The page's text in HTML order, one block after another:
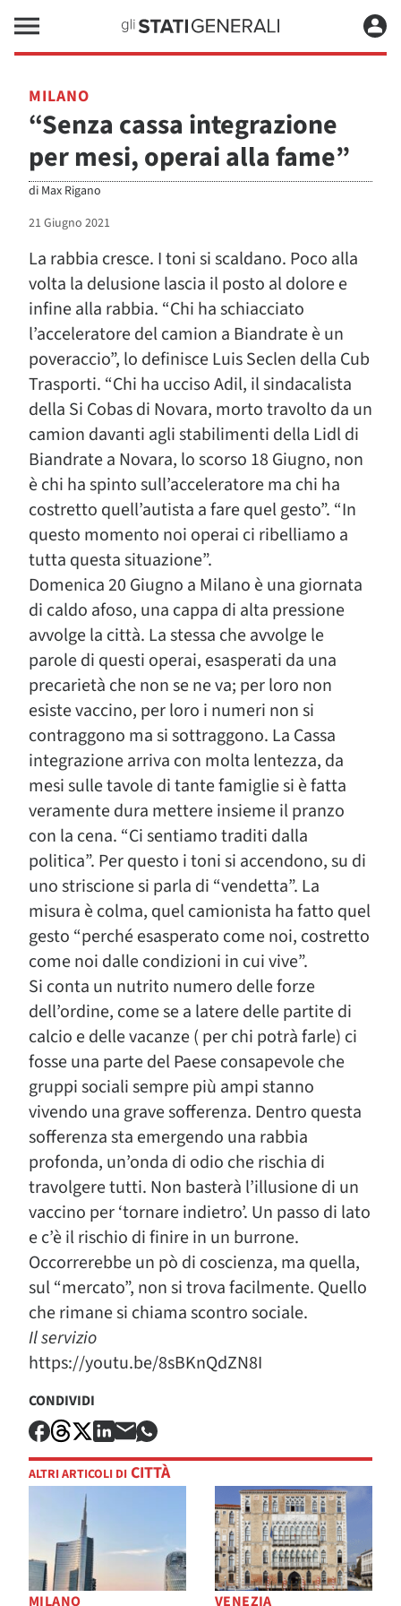
MILANO
“Senza cassa integrazione
per mesi, operai alla fame”
di Max Rigano
21 Giugno 2021
La rabbia cresce. I toni si scaldano. Poco alla
volta la delusione lascia il posto al dolore e
infine alla rabbia. “Chi ha schiacciato
l’acceleratore del camion a Biandrate è un
poveraccio”, lo definisce Luis Seclen della Cub
Trasporti. “Chi ha ucciso Adil, il sindacalista
della Si Cobas di Novara, morto travolto da un
camion davanti agli stabilimenti della Lidl di
Biandrate a Novara, lo scorso 18 Giugno, non
è chi ha spinto sull’acceleratore ma chi ha
costretto quell’autista a fare quel gesto”. “In
questo momento noi operai ci ribelliamo a
tutta questa situazione”.
Domenica 20 Giugno a Milano è una giornata
di caldo afoso, una cappa di alta pressione
avvolge la città. La stessa che avvolge le
parole di questi operai, esasperati da una
precarietà che non se ne va; per loro non
esiste vaccino, per loro i numeri non si
contraggono ma si sottraggono. La Cassa
integrazione arriva con molta lentezza, da
mesi sulle tavole di tante famiglie si è fatta
veramente dura mettere insieme il pranzo
con la cena. “Ci sentiamo traditi dalla
politica”. Per questo i toni si accendono, su di
uno striscione si parla di “vendetta”. La
misura è colma, quel camionista ha fatto quel
gesto “perché esasperato come noi, costretto
come noi dalle condizioni in cui vive”.
Si conta un nutrito numero delle forze
dell’ordine, come se a latere delle partite di
calcio e delle vacanze ( per chi potrà farle) ci
fosse una parte del Paese consapevole che
gruppi sociali sempre più ampi stanno
vivendo una grave sofferenza. Dentro questa
sofferenza sta emergendo una rabbia
profonda, un’onda di odio che rischia di
travolgere tutti. Non basterà l’illusione di un
vaccino per ‘tornare indietro’. Un passo di lato
e c’è il rischio di finire in un burrone.
Occorrerebbe un pò di coscienza, ma quella,
sul “mercato”, non si trova facilmente. Quello
che rimane si chiama scontro sociale.
Il servizio
https://youtu.be/8sBKnQdZN8I
CONDIVIDI
ALTRI ARTICOLI DI CITTÀ
MILANO VENEZIA